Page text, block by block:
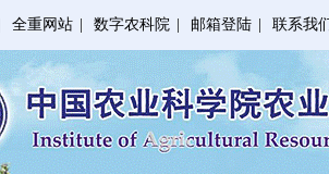
全重网站 数字农科院 邮箱登陆 联系我